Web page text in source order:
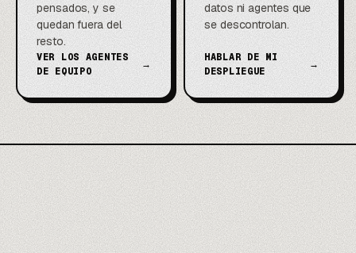
pensados, y se
quedan fuera del
resto.
VER LOS AGENTES
DE EQUIPO
→
datos ni agentes que
se descontrolan.
HABLAR DE MI
DESPLIEGUE
→